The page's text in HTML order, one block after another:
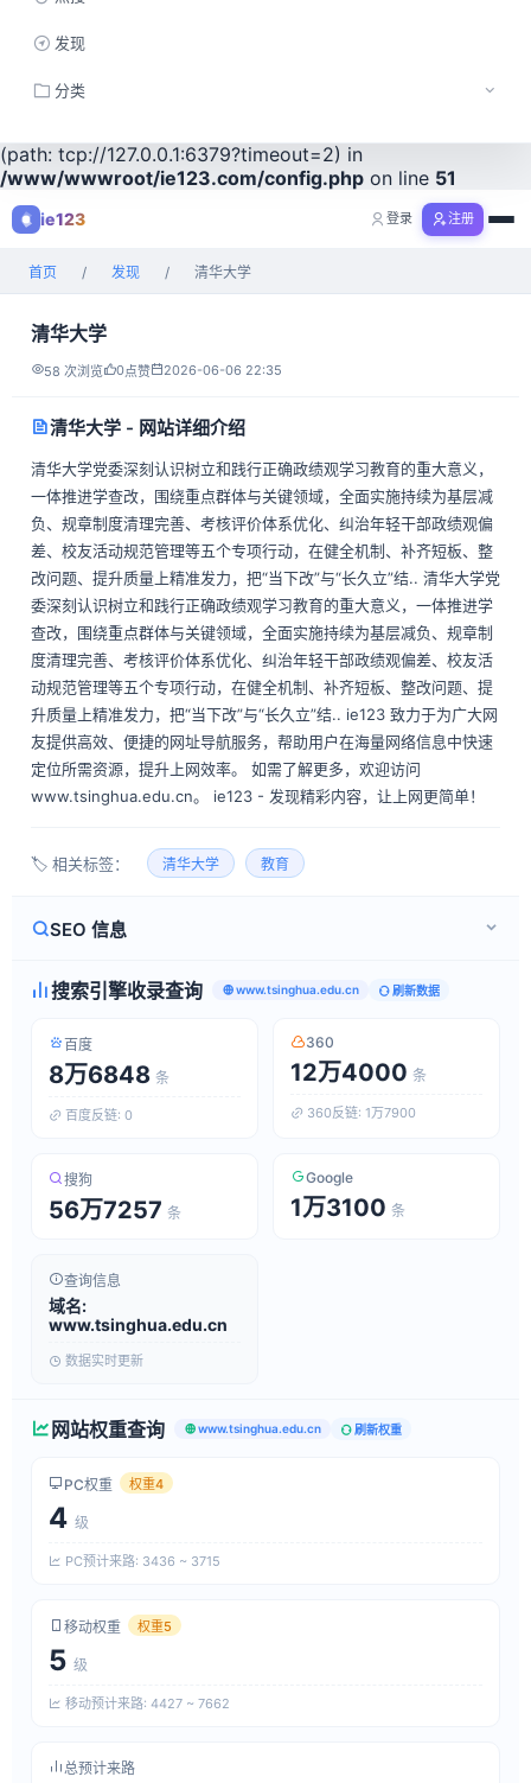
Notice: session_start(): Redis not available while creating
line51
(path: tcp://127.0.0.1:6379?timeout=2) in
/www/wwwroot/ie123.com/config.php on line 51
ie123
发现
分类
工具
视频
全部分类
登录 注册
首页 / 发现 / 清华大学
清华大学
58 次浏览 0点赞 2026-06-06 22:35
清华大学 - 网站详细介绍
​清华大学党委深刻认识树立和践行正确政绩观学习教育的重大意义，
一体推进学查改，围绕重点群体与关键领域，全面实施持续为基层减
负、规章制度清理完善、考核评价体系优化、纠治年轻干部政绩观偏
差、校友活动规范管理等五个专项行动，在健全机制、补齐短板、整
改问题、提升质量上精准发力，把“当下改”与“长久立”结.. ​清华大学党
委深刻认识树立和践行正确政绩观学习教育的重大意义，一体推进学
查改，围绕重点群体与关键领域，全面实施持续为基层减负、规章制
度清理完善、考核评价体系优化、纠治年轻干部政绩观偏差、校友活
动规范管理等五个专项行动，在健全机制、补齐短板、整改问题、提
升质量上精准发力，把“当下改”与“长久立”结.. ie123 致力于为广大网
友提供高效、便捷的网址导航服务，帮助用户在海量网络信息中快速
定位所需资源，提升上网效率。 如需了解更多，欢迎访问
www.tsinghua.edu.cn。 ie123 - 发现精彩内容，让上网更简单！
🏷️ 相关标签： 清华大学 教育
SEO 信息
搜索引擎收录查询 www.tsinghua.edu.cn 刷新数据
百度
8万6848 条
百度反链: 0
360
12万4000 条
360反链: 1万7900
搜狗
56万7257 条
Google
1万3100 条
查询信息
域名:
www.tsinghua.edu.cn
数据实时更新
网站权重查询 www.tsinghua.edu.cn 刷新权重
PC权重 权重4
4 级
PC预计来路: 3436 ~ 3715
移动权重 权重5
5 级
移动预计来路: 4427 ~ 7662
总预计来路